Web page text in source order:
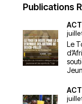
Publications
Le